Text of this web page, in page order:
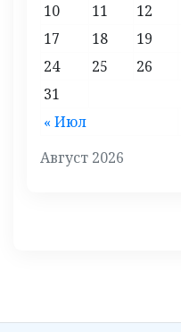
Август 2026
« Июл
10
11 12
17
18 19
24
25 26
31